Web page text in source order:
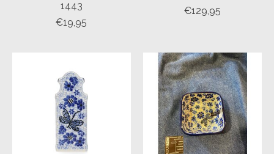
1443
€19,95
€129,95